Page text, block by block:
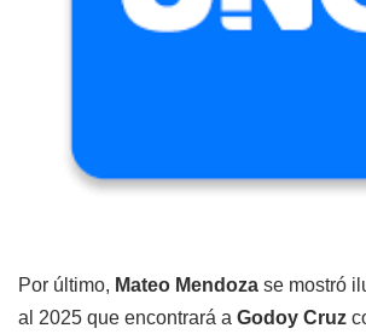
Por último, Mateo Mendoza se mostró
al 2025 que encontrará a Godoy Cruz